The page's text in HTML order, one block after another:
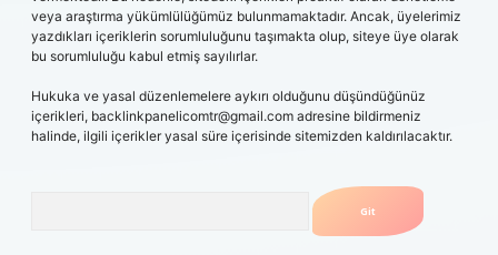
veya araştırma yükümlülüğümüz bulunmamaktadır. Ancak, üyelerimiz
yazdıkları içeriklerin sorumluluğunu taşımakta olup, siteye üye olarak
bu sorumluluğu kabul etmiş sayılırlar.
Hukuka ve yasal düzenlemelere aykırı olduğunu düşündüğünüz
içerikleri, backlinkpanelicomtr@gmail.com adresine bildirmeniz
halinde, ilgili içerikler yasal süre içerisinde sitemizden kaldırılacaktır.